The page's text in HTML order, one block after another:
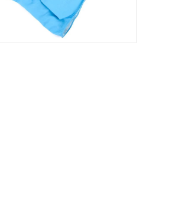
توصيل المنتجات الكبيرة
توصيل المنتجات مباشرة من